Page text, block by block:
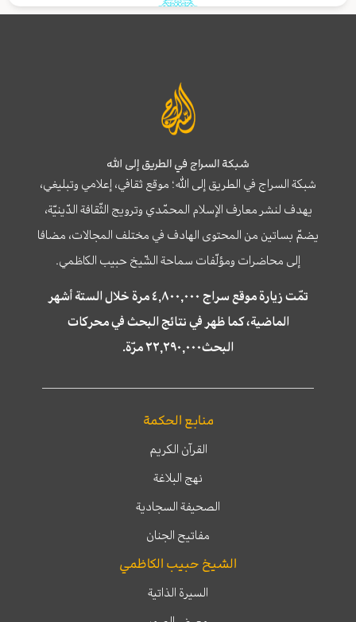
شبكة السراج في الطريق إلى الله
شبكة السراج في الطريق إلى الله؛ موقع ثقافي، إعلامي وتبليغي،
يهدف لنشر معارف الإسلام المحمّدي وترويج الثّقافة الدّينيّة،
يضمّ بساتين من المحتوى الهادف في مختلف المجالات، مضافا
إلى محاضرات ومؤلّفات سماحة الشّيخ حبيب الكاظمي.
تمّت زيارة موقع سراج ٤,٨٠٠,٠٠٠ مرة خلال الستة أشهر
الماضية، كما ظهر في نتائج البحث في محركات
البحث٢٢,٢٩٠,٠٠٠ مرّة.
منابع الحكمة
القرآن الكريم
نهج البلاغة
الصحيفة السجادية
مفاتيح الجنان
الشيخ حبيب الكاظمي
السيرة الذاتية